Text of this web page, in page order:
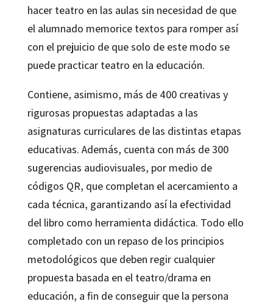
hacer teatro en las aulas sin necesidad de que
el alumnado memorice textos para romper así
con el prejuicio de que solo de este modo se
puede practicar teatro en la educación.
Contiene, asimismo, más de 400 creativas y
rigurosas propuestas adaptadas a las
asignaturas curriculares de las distintas etapas
educativas. Además, cuenta con más de 300
sugerencias audiovisuales, por medio de
códigos QR, que completan el acercamiento a
cada técnica, garantizando así la efectividad
del libro como herramienta didáctica. Todo ello
completado con un repaso de los principios
metodológicos que deben regir cualquier
propuesta basada en el teatro/drama en
educación, a fin de conseguir que la persona